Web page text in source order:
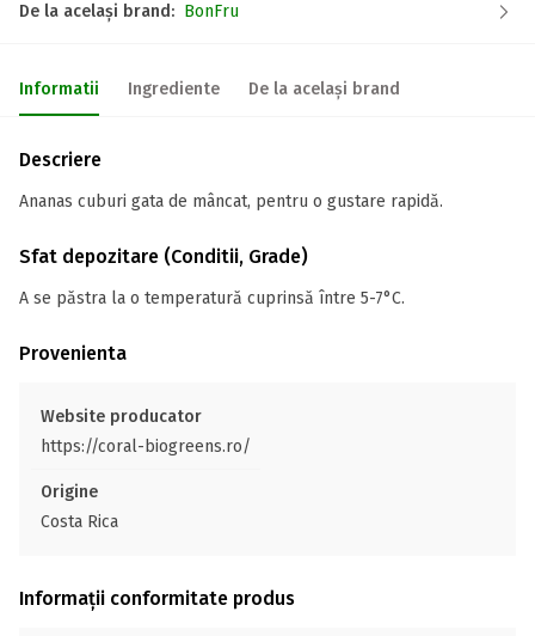
De la același brand: BonFru
Informatii Ingrediente De la același brand
Descriere
Ananas cuburi gata de mâncat, pentru o gustare rapidă.
Sfat depozitare (Conditii, Grade)
A se păstra la o temperatură cuprinsă între 5-7°C.
Provenienta
Website producator
https://coral-biogreens.ro/
Origine
Costa Rica
Informații conformitate produs